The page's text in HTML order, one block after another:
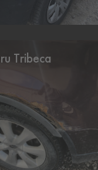
Tribeca